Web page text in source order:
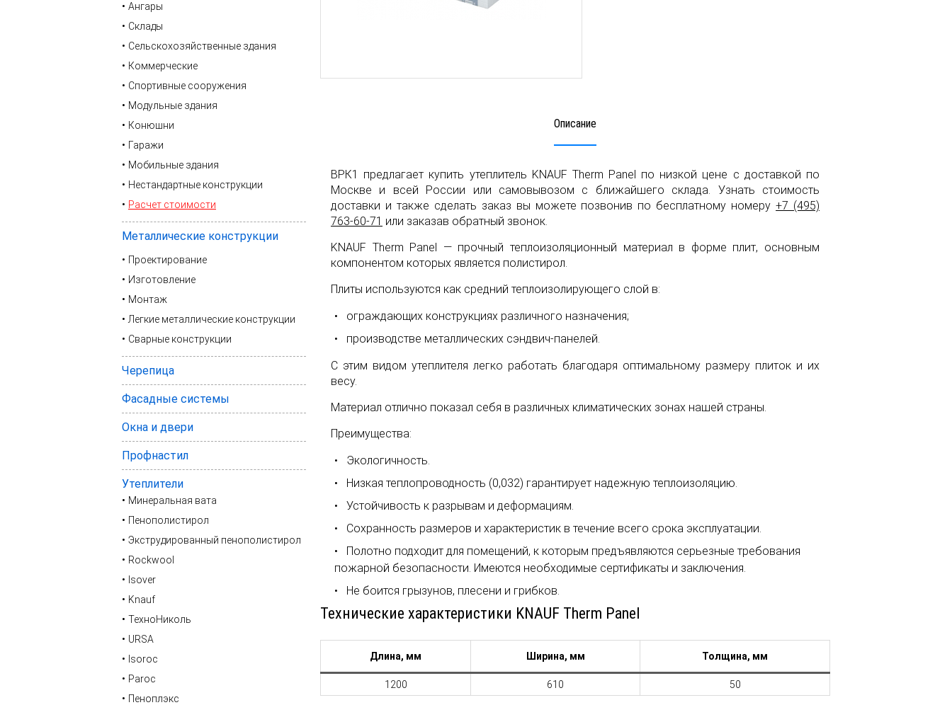
Ангары
Склады
Сельскохозяйственные здания
Коммерческие
Спортивные сооружения
Модульные здания
Конюшни
Гаражи
Мобильные здания
Нестандартные конструкции
Расчет стоимости
Металлические конструкции
Проектирование
Изготовление
Монтаж
Легкие металлические конструкции
Сварные конструкции
Черепица
Фасадные системы
Окна и двери
Профнастил
Утеплители
Минеральная вата
Пенополистирол
Экструдированный пенополистирол
Rockwool
Isover
Knauf
ТехноНиколь
URSA
Isoroc
Paroc
Пеноплэкс
Описание
ВРК1 предлагает купить утеплитель KNAUF Therm Panel по низкой цене с доставкой по
Москве и всей России или самовывозом с ближайшего склада. Узнать стоимость
доставки и также сделать заказ вы можете позвонив по бесплатному номеру+7 (495)
763-60-71 или заказав обратный звонок.
KNAUF Therm Panel — прочный теплоизоляционный материал в форме плит, основным
компонентом которых является полистирол.
Плиты используются как средний теплоизолирующего слой в:
ограждающих конструкциях различного назначения;
производстве металлических сэндвич-панелей.
С этим видом утеплителя легко работать благодаря оптимальному размеру плиток и их
весу.
Материал отлично показал себя в различных климатических зонах нашей страны.
Преимущества:
Экологичность.
Низкая теплопроводность (0,032) гарантирует надежную теплоизоляцию.
Устойчивость к разрывам и деформациям.
Сохранность размеров и характеристик в течение всего срока эксплуатации.
Полотно подходит для помещений, к которым предъявляются серьезные требования
пожарной безопасности. Имеются необходимые сертификаты и заключения.
Не боится грызунов, плесени и грибков.
Технические характеристики KNAUF Therm Panel
Длина, мм Ширина, мм Толщина, мм
1200 610 50